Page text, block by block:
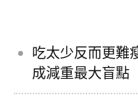
吃太少反而更難
成減重最大盲點